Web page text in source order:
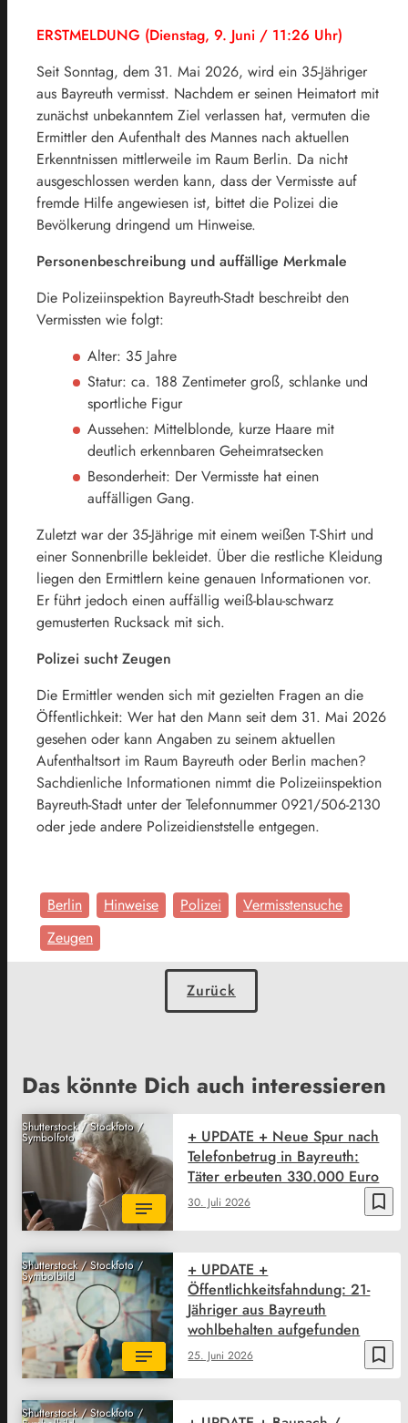
ERSTMELDUNG (Dienstag, 9. Juni / 11:26 Uhr)
Seit Sonntag, dem 31. Mai 2026, wird ein 35-Jähriger
aus Bayreuth vermisst. Nachdem er seinen Heimatort mit
zunächst unbekanntem Ziel verlassen hat, vermuten die
Ermittler den Aufenthalt des Mannes nach aktuellen
Erkenntnissen mittlerweile im Raum Berlin. Da nicht
ausgeschlossen werden kann, dass der Vermisste auf
fremde Hilfe angewiesen ist, bittet die Polizei die
Bevölkerung dringend um Hinweise.
Personenbeschreibung und auffällige Merkmale
Die Polizeiinspektion Bayreuth-Stadt beschreibt den
Vermissten wie folgt:
Alter: 35 Jahre
Statur: ca. 188 Zentimeter groß, schlanke und
sportliche Figur
Aussehen: Mittelblonde, kurze Haare mit
deutlich erkennbaren Geheimratsecken
Besonderheit: Der Vermisste hat einen
auffälligen Gang.
Zuletzt war der 35-Jährige mit einem weißen T-Shirt und
einer Sonnenbrille bekleidet. Über die restliche Kleidung
liegen den Ermittlern keine genauen Informationen vor.
Er führt jedoch einen auffällig weiß-blau-schwarz
gemusterten Rucksack mit sich.
Polizei sucht Zeugen
Die Ermittler wenden sich mit gezielten Fragen an die
Öffentlichkeit: Wer hat den Mann seit dem 31. Mai 2026
gesehen oder kann Angaben zu seinem aktuellen
Aufenthaltsort im Raum Bayreuth oder Berlin machen?
Sachdienliche Informationen nimmt die Polizeiinspektion
Bayreuth-Stadt unter der Telefonnummer 0921/506-2130
oder jede andere Polizeidienststelle entgegen.
Berlin Hinweise Polizei
Vermisstensuche
Zeugen
Zurück
Das könnte Dich auch interessieren
Shutterstock / Stockfoto /
Symbolfoto
bookmark_border
30. Juli 2026
+ UPDATE + Neue Spur nach
Telefonbetrug in Bayreuth:
Täter erbeuten 330.000 Euro
Shutterstock / Stockfoto /
Symbolbild
bookmark_border
25. Juni 2026
+ UPDATE +
Öffentlichkeitsfahndung: 21-
Jähriger aus Bayreuth
wohlbehalten aufgefunden
Shutterstock / Stockfoto /